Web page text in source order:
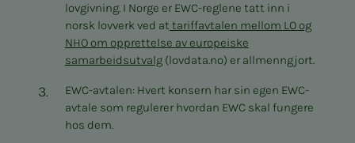
lovgivning. I Norge er EWC-reglene tatt inn i
norsk lovverk ved at tariffavtalen mellom LO og
NHO om opprettelse av europeiske
samarbeidsutvalg(lovdata.no) er allmenngjort.
EWC-avtalen: Hvert konsern har sin egen EWC-
avtale som regulerer hvordan EWC skal fungere
hos dem.